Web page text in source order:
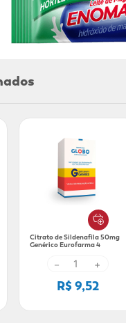
Citrato de Sildenafila 50mg
Genérico Eurofarma 4
－ +
R$ 9,52